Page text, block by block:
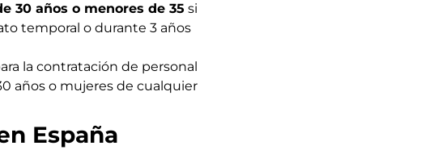
30 años o menores de 35 si
temporal o durante 3 años
la contratación de personal
años o mujeres de cualquier
España